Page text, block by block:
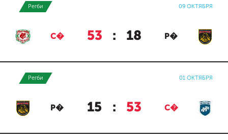
Регби 09 ОКТЯБРЯ
С� 53 : 18 Р�
Регби 01 ОКТЯБРЯ
Р� 15 : 53 С�